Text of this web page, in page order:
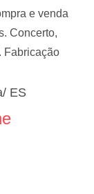
e venda
Concerto,
Fabricação
ES